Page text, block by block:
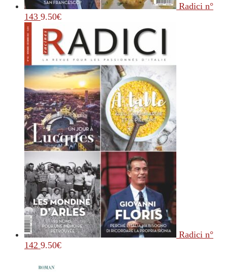
Radici n°
143 9.50€
Radici n°
142 9.50€